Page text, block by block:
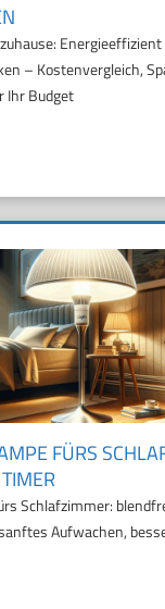
– Kostenvergleich,
Ihr Budget
FÜRS
Schlafzimmer:
Aufwachen,